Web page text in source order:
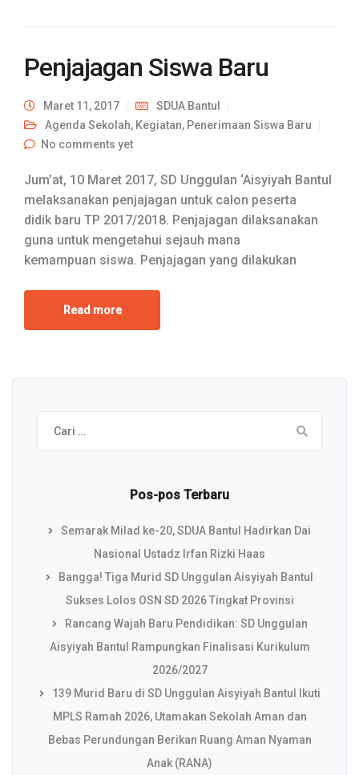
Penjajagan Siswa Baru
Maret 11, 2017
SDUA Bantul
Agenda Sekolah, Kegiatan, Penerimaan Siswa Baru
No comments yet
Jum’at, 10 Maret 2017, SD Unggulan ‘Aisyiyah Bantul
melaksanakan penjajagan untuk calon peserta
didik baru TP 2017/2018. Penjajagan dilaksanakan
guna untuk mengetahui sejauh mana
kemampuan siswa. Penjajagan yang dilakukan
Read more
Cari
untuk:
Pos-pos Terbaru
Semarak Milad ke-20, SDUA Bantul Hadirkan Dai
Nasional Ustadz Irfan Rizki Haas
Bangga! Tiga Murid SD Unggulan Aisyiyah Bantul
Sukses Lolos OSN SD 2026 Tingkat Provinsi
Rancang Wajah Baru Pendidikan: SD Unggulan
Aisyiyah Bantul Rampungkan Finalisasi Kurikulum
2026/2027
139 Murid Baru di SD Unggulan Aisyiyah Bantul Ikuti
MPLS Ramah 2026, Utamakan Sekolah Aman dan
Bebas Perundungan Berikan Ruang Aman Nyaman
Anak (RANA)